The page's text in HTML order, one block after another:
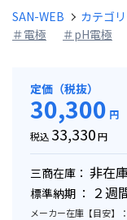
SAN-WEB カテゴ
＃電極
＃pH電極
定価（税抜）
30,300 円
税込 33,330円
三商在庫： 非在
標準納期 ： ２週
メーカー在庫【目安】